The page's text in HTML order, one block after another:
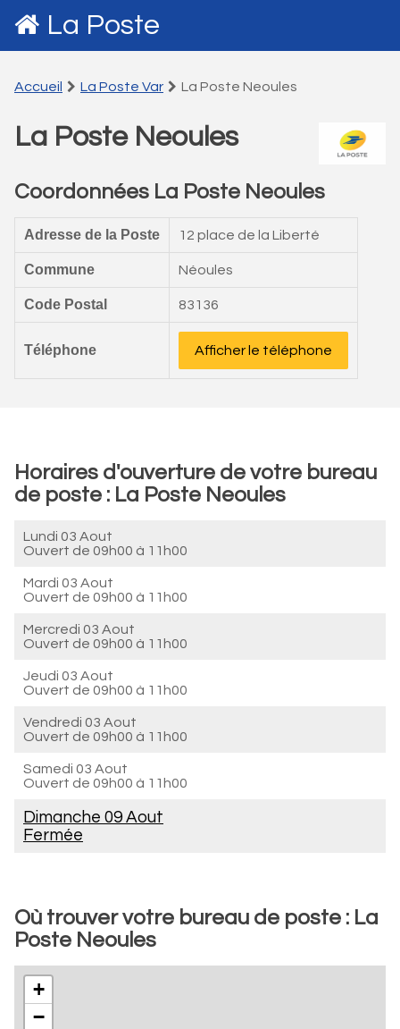
La Poste
Accueil La Poste Var La Poste Neoules
La Poste Neoules
Coordonnées La Poste Neoules
Adresse de la Poste 12 place de la Liberté
Commune Néoules
Code Postal 83136
Téléphone Afficher le téléphone
Horaires d'ouverture de votre bureau
de poste : La Poste Neoules
Lundi 03 Aout
Ouvert de 09h00 à 11h00
Mardi 03 Aout
Ouvert de 09h00 à 11h00
Mercredi 03 Aout
Ouvert de 09h00 à 11h00
Jeudi 03 Aout
Ouvert de 09h00 à 11h00
Vendredi 03 Aout
Ouvert de 09h00 à 11h00
Samedi 03 Aout
Ouvert de 09h00 à 11h00
Dimanche 09 Aout
Fermée
Où trouver votre bureau de poste : La
Poste Neoules
+
−